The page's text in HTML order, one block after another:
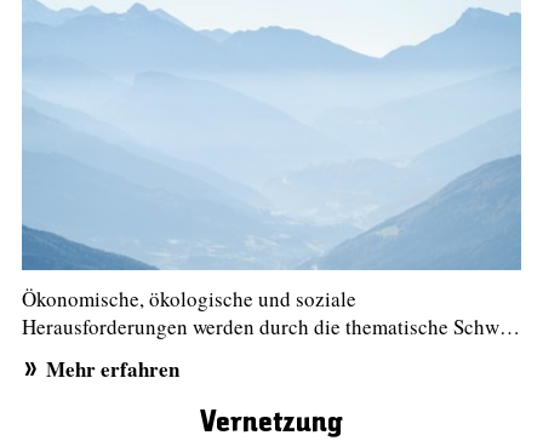
Ökonomische, ökologische und soziale
Herausforderungen werden durch die thematische Schw…
Mehr erfahren
Vernetzung